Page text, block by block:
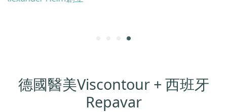
德國醫美Viscontour + 西班牙
Repavar